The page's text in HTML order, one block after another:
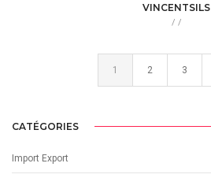
VINCENTSILS
/ /
1 2 3
CATÉGORIES
Import Export